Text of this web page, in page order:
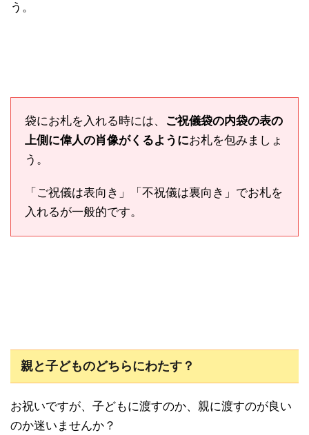
う。
袋にお札を入れる時には、
ご祝儀袋の内袋の表の
上側に偉人の肖像がくるようにお札を包みましょ
う。
「ご祝儀は表向き」「不祝儀は裏向き」でお札を
入れるが一般的です。
親と子どものどちらにわたす？
お祝いですが、子どもに渡すのか、親に渡すのが良い
のか迷いませんか？